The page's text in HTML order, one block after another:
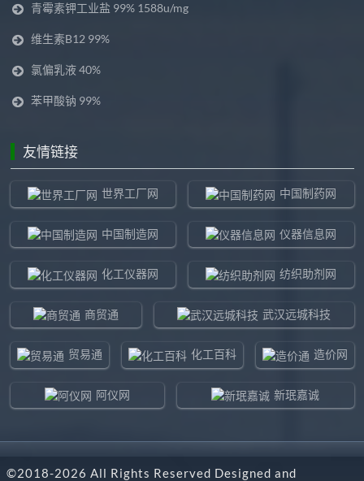
青霉素钾工业盐 99% 1588u/mg
维生素B12 99%
氯偏乳液 40%
苯甲酸钠 99%
友情链接
世界工厂网 中国制药网
中国制造网 仪器信息网
化工仪器网 纺织助剂网
商贸通 武汉远城科技
贸易通 化工百科 造价网
阿仪网 新珉嘉诚
东北制造网 药智通
©2018-2026 All Rights Reserved Designed and